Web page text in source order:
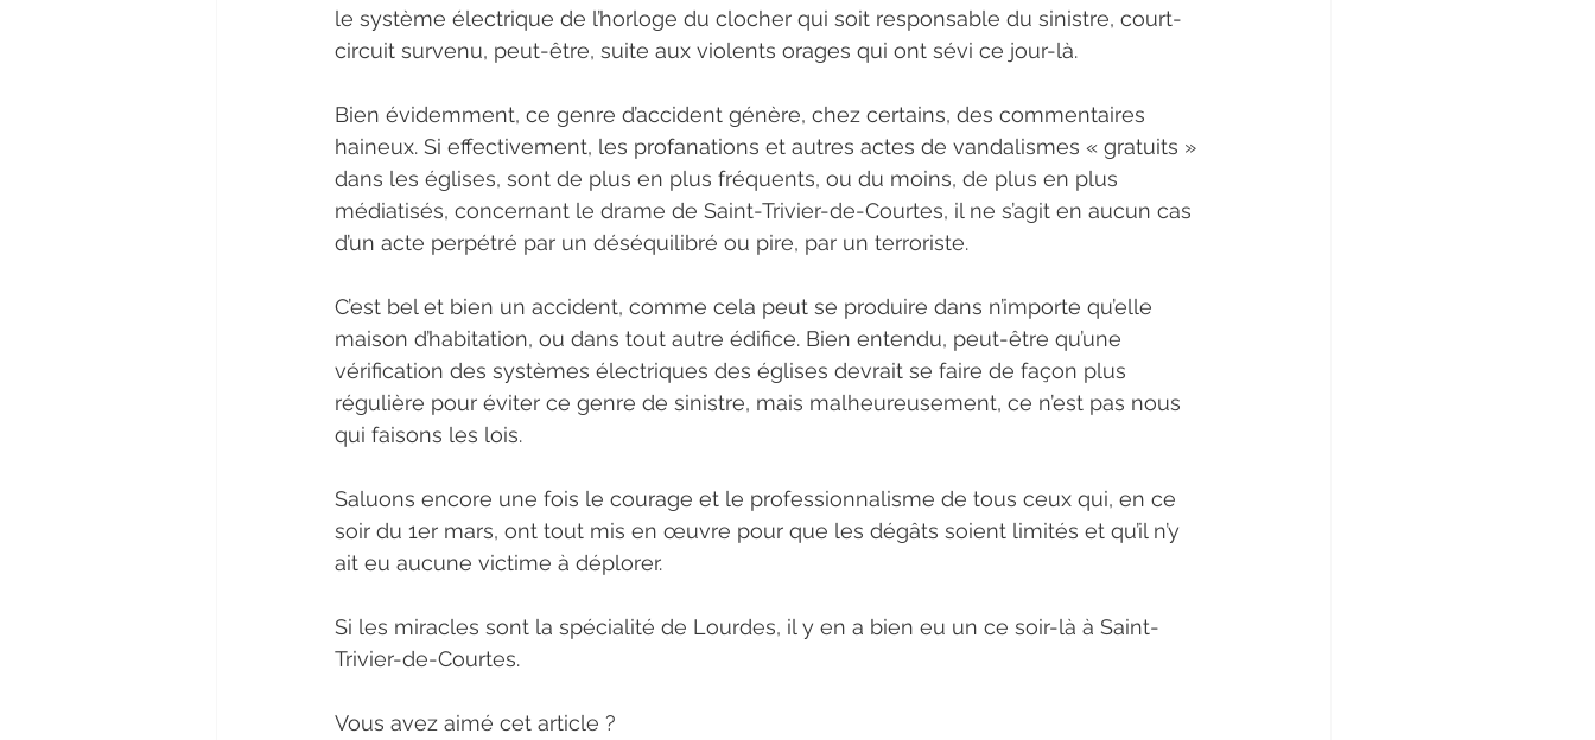
le système électrique de l’horloge du clocher qui soit responsable du sinistre, court-
circuit survenu, peut-être, suite aux violents orages qui ont sévi ce jour-là.
Bien évidemment, ce genre d’accident génère, chez certains, des commentaires
haineux. Si effectivement, les profanations et autres actes de vandalismes « gratuits »
dans les églises, sont de plus en plus fréquents, ou du moins, de plus en plus
médiatisés, concernant le drame de Saint-Trivier-de-Courtes, il ne s’agit en aucun cas
d’un acte perpétré par un déséquilibré ou pire, par un terroriste.
C’est bel et bien un accident, comme cela peut se produire dans n’importe qu’elle
maison d’habitation, ou dans tout autre édifice. Bien entendu, peut-être qu’une
vérification des systèmes électriques des églises devrait se faire de façon plus
régulière pour éviter ce genre de sinistre, mais malheureusement, ce n’est pas nous
qui faisons les lois.
Saluons encore une fois le courage et le professionnalisme de tous ceux qui, en ce
soir du 1er mars, ont tout mis en œuvre pour que les dégâts soient limités et qu’il n’y
ait eu aucune victime à déplorer.
Si les miracles sont la spécialité de Lourdes, il y en a bien eu un ce soir-là à Saint-
Trivier-de-Courtes.
Vous avez aimé cet article ?